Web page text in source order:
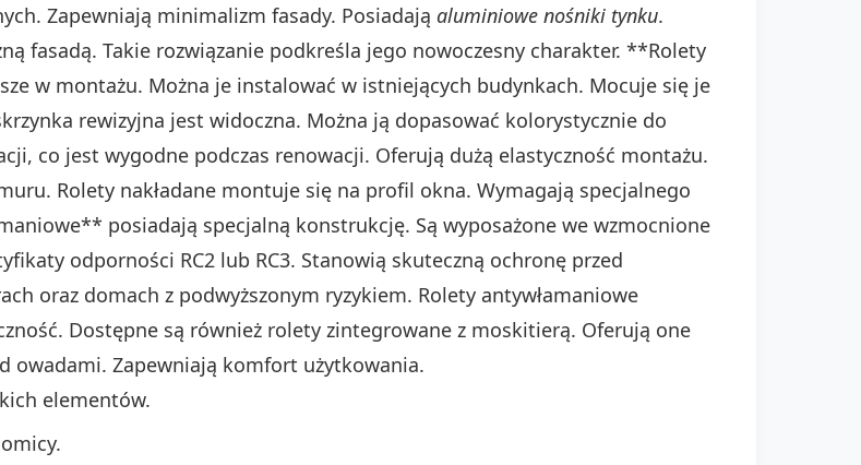
Zapewniają minimalizm fasady. Posiadają aluminiowe nośniki tynku.
fasadą. Takie rozwiązanie podkreśla jego nowoczesny charakter. **Rolety
w montażu. Można je instalować w istniejących budynkach. Mocuje się je
rewizyjna jest widoczna. Można ją dopasować kolorystycznie do
co jest wygodne podczas renowacji. Oferują dużą elastyczność montażu.
Rolety nakładane montuje się na profil okna. Wymagają specjalnego
posiadają specjalną konstrukcję. Są wyposażone we wzmocnione
odporności RC2 lub RC3. Stanowią skuteczną ochronę przed
oraz domach z podwyższonym ryzykiem. Rolety antywłamaniowe
Dostępne są również rolety zintegrowane z moskitierą. Oferują one
owadami. Zapewniają komfort użytkowania.
elementów.